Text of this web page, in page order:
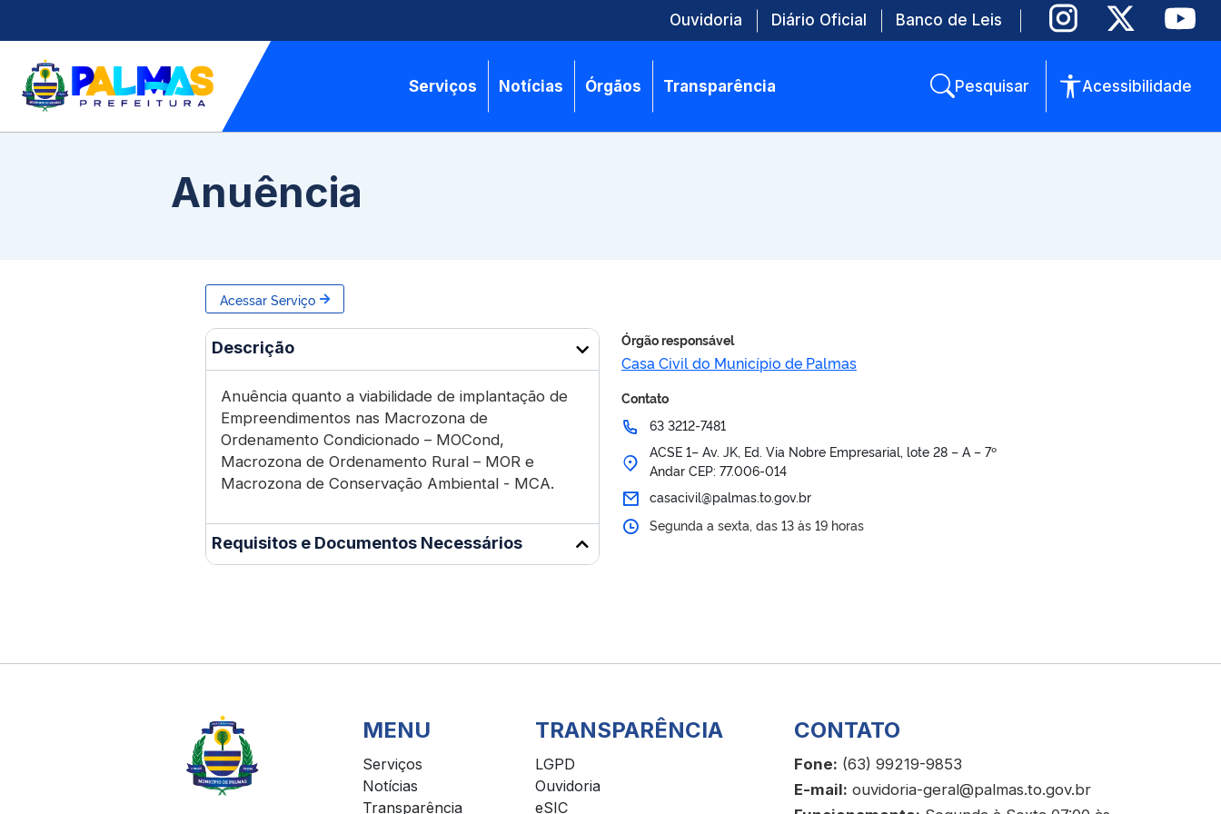
Ouvidoria Diário Oficial Banco de Leis
Serviços Notícias Órgãos Transparência Pesquisar Acessibilidade
Anuência
Acessar Serviço
Descrição
Anuência quanto a viabilidade de implantação de
Empreendimentos nas Macrozona de
Ordenamento Condicionado – MOCond,
Macrozona de Ordenamento Rural – MOR e
Macrozona de Conservação Ambiental - MCA.
Requisitos e Documentos Necessários
Órgão responsável
Casa Civil do Município de Palmas
Contato
63 3212-7481
ACSE 1– Av. JK, Ed. Via Nobre Empresarial, lote 28 – A – 7º
Andar CEP: 77.006-014
casacivil@palmas.to.gov.br
Segunda a sexta, das 13 às 19 horas
MENU
Serviços
Notícias
Transparência
TRANSPARÊNCIA
LGPD
Ouvidoria
eSIC
CONTATO
Fone: (63) 99219-9853
E-mail: ouvidoria-geral@palmas.to.gov.br